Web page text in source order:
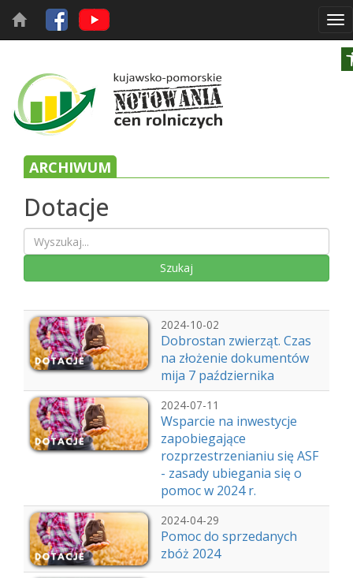
ARCHIWUM
Dotacje
2024-10-02
Dobrostan zwierząt. Czas
na złożenie dokumentów
mija 7 października
2024-07-11
Wsparcie na inwestycje
zapobiegające
rozprzestrzenianiu się ASF
- zasady ubiegania się o
pomoc w 2024 r.
2024-04-29
Pomoc do sprzedanych
zbóż 2024